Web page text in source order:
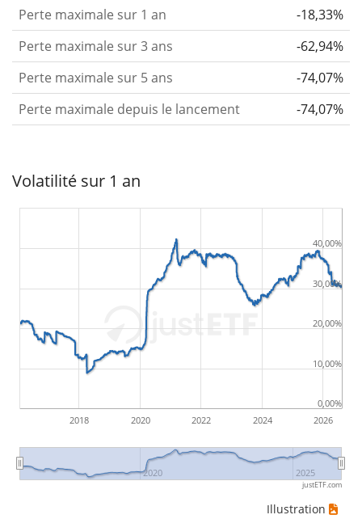
Perte maximale sur 1 an
-18,33%
Perte maximale sur 3 ans
-62,94%
Perte maximale sur 5 ans
-74,07%
Perte maximale depuis le lancement
-74,07%
Volatilité sur 1 an
2018 2020 2022 2024 2026
2020 2025
0,00%
10,00%
20,00%
30,00%
40,00%
justETF.com
Illustration